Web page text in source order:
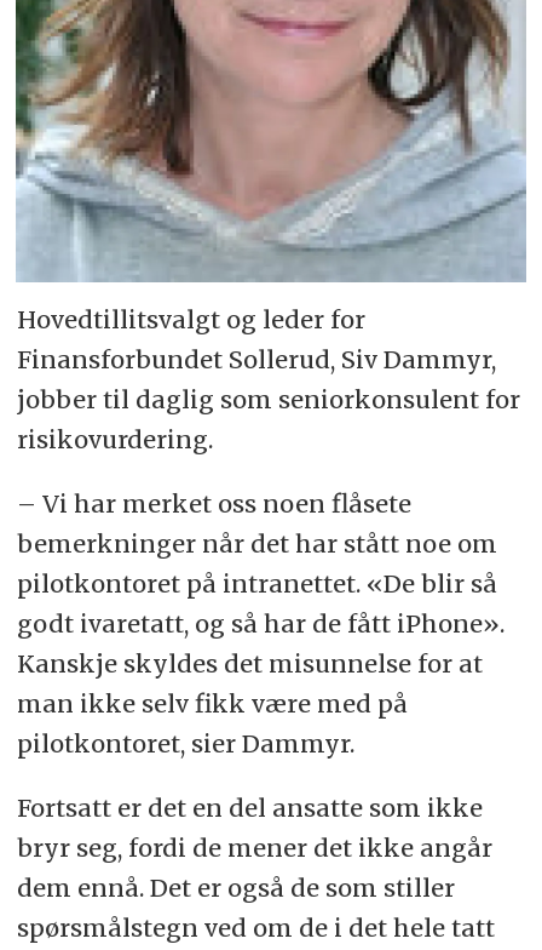
Hovedtillitsvalgt og leder for
Finansforbundet Sollerud, Siv Dammyr,
jobber til daglig som seniorkonsulent for
risikovurdering.
– Vi har merket oss noen flåsete
bemerkninger når det har stått noe om
pilotkontoret på intranettet. «De blir så
godt ivaretatt, og så har de fått iPhone».
Kanskje skyldes det misunnelse for at
man ikke selv fikk være med på
pilotkontoret, sier Dammyr.
Fortsatt er det en del ansatte som ikke
bryr seg, fordi de mener det ikke angår
dem ennå. Det er også de som stiller
spørsmålstegn ved om de i det hele tatt